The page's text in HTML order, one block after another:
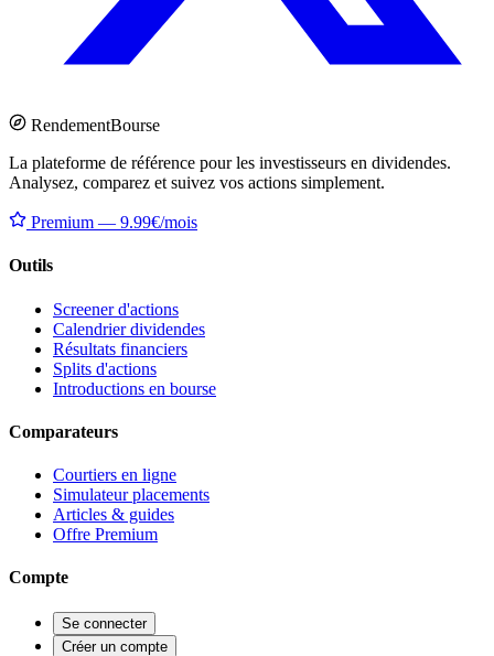
RendementBourse
La plateforme de référence pour les investisseurs en dividendes.
Analysez, comparez et suivez vos actions simplement.
Premium — 9.99€/mois
Outils
Screener d'actions
Calendrier dividendes
Résultats financiers
Splits d'actions
Introductions en bourse
Comparateurs
Courtiers en ligne
Simulateur placements
Articles & guides
Offre Premium
Compte
Se connecter
Créer un compte